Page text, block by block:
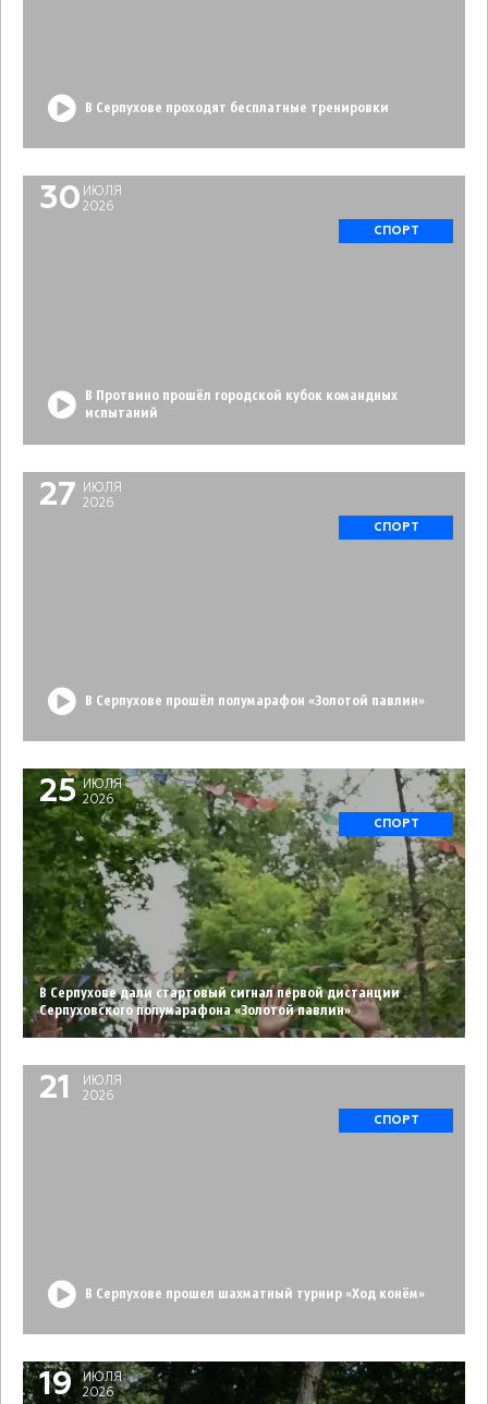
В Серпухове проходят бесплатные тренировки
30 ИЮЛЯ
2026
СПОРТ
В Протвино прошёл городской кубок командных
испытаний
27
ИЮЛЯ
2026
СПОРТ
В Серпухове прошёл полумарафон «Золотой павлин»
25 ИЮЛЯ
2026
СПОРТ
В Серпухове дали стартовый сигнал первой дистанции
Серпуховского полумарафона «Золотой павлин»
21
ИЮЛЯ
2026
СПОРТ
В Серпухове прошел шахматный турнир «Ход конём»
19
ИЮЛЯ
2026